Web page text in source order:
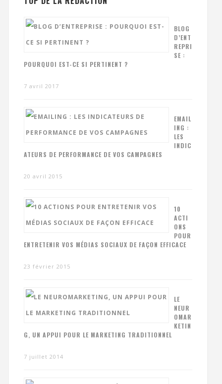
BLOG
D’ENT
REPRI
SE :
POURQUOI EST-CE SI PERTINENT ?
7 avril 2017
EMAIL
ING :
LES
INDIC
ATEURS DE PERFORMANCE DE VOS CAMPAGNES
20 avril 2015
10
ACTI
ONS
POUR
ENTRETENIR VOS MÉDIAS SOCIAUX DE FAÇON EFFICACE
23 février 2015
LE
NEUR
OMAR
KETIN
G, UN APPUI POUR LE MARKETING TRADITIONNEL
7 juillet 2014